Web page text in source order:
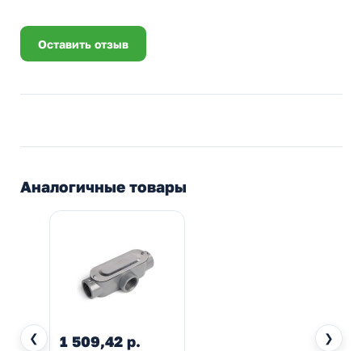
Оставить отзыв
Аналогичные товары
❮ ❯
1 509,42 р.